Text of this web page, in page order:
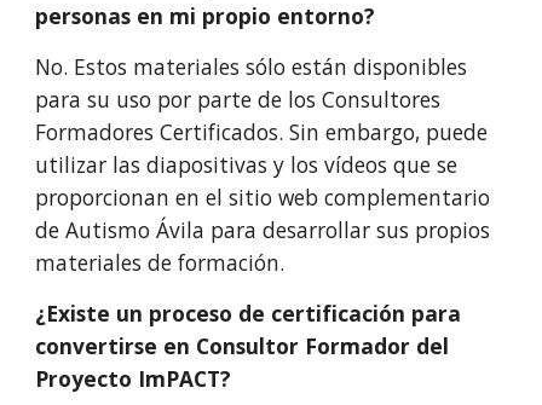
personas en mi propio entorno?
No. Estos materiales sólo están disponibles
para su uso por parte de los Consultores
Formadores Certificados. Sin embargo, puede
utilizar las diapositivas y los vídeos que se
proporcionan en el sitio web complementario
de Autismo Ávila para desarrollar sus propios
materiales de formación.
¿Existe un proceso de certificación para
convertirse en Consultor Formador del
Proyecto ImPACT?